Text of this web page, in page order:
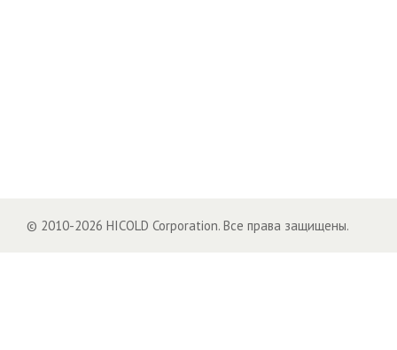
© 2010-2026 HICOLD Corporation. Все права защищены.